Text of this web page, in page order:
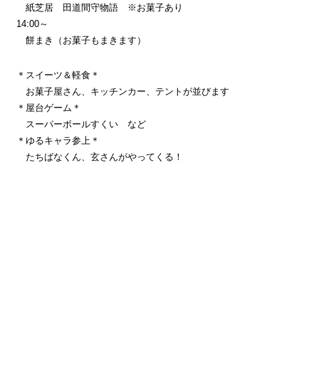
紙芝居 田道間守物語 ※お菓子あり
14:00～
餅まき（お菓子もまきます）
＊スイーツ＆軽食＊
お菓子屋さん、キッチンカー、テントが並びます
＊屋台ゲーム＊
スーパーボールすくい など
＊ゆるキャラ参上＊
たちばなくん、玄さんがやってくる！